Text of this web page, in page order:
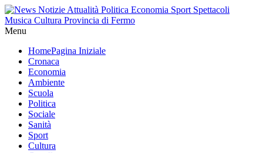
Menu
HomePagina Iniziale
Cronaca
Economia
Ambiente
Scuola
Politica
Sociale
Sanità
Sport
Cultura